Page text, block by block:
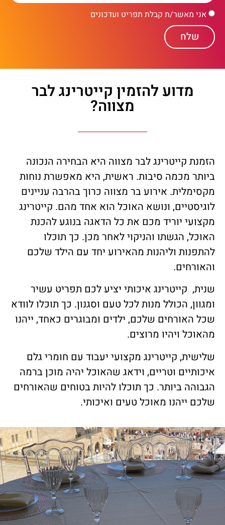
אני מאשר/ת קבלת תפריט ועדכונים
שלח
מדוע להזמין קייטרינג לבר
מצווה?
הזמנת קייטרינג לבר מצווה היא הבחירה הנכונה
ביותר מכמה סיבות. ראשית, היא מאפשרת נוחות
מקסימלית. אירוע בר מצווה כרוך בהרבה עניינים
לוגיסטיים, ונושא האוכל הוא אחד מהם. קייטרינג
מקצועי יוריד מכם את כל הדאגה בנוגע להכנת
האוכל, הגשתו והניקוי לאחר מכן. כך תוכלו
להתפנות וליהנות מהאירוע יחד עם הילד שלכם
והאורחים.
שנית, קייטרינג איכותי יציע לכם תפריט עשיר
ומגוון, הכולל מנות לכל טעם וסגנון. כך תוכלו לוודא
שכל האורחים שלכם, ילדים ומבוגרים כאחד, ייהנו
מהאוכל ויהיו מרוצים.
שלישית, קייטרינג מקצועי יעבוד עם חומרי גלם
איכותיים וטריים, וידאג שהאוכל יהיה מוכן ברמה
הגבוהה ביותר. כך תוכלו להיות בטוחים שהאורחים
שלכם ייהנו מאוכל טעים ואיכותי.